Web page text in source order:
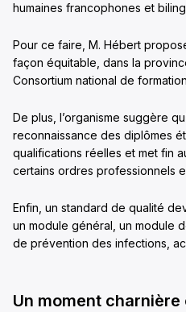
humaines francophones et
Pour ce faire, M. Hébert
façon équitable, dans la
Consortium national de
De plus, l’organisme suggère
reconnaissance des diplômes
qualifications réelles et met fin
certains ordres professionnels
Enfin, un standard de qualité
un module général, un module
de prévention des infections,
Un moment charnière